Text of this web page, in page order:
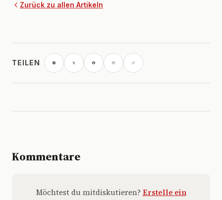
Zurück zu allen Artikeln
TEILEN
Kommentare
Möchtest du mitdiskutieren? Erstelle ein